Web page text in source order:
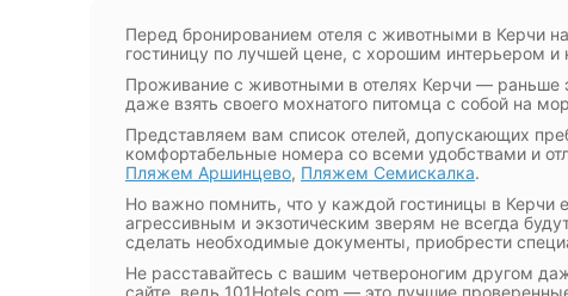
Перед бронированием отеля с животными в Керчи
гостиницу по лучшей цене, с хорошим интерьером
Проживание с животными в отелях Керчи — раньше
даже взять своего мохнатого питомца с собой на
Представляем вам список отелей, допускающих
комфортабельные номера со всеми удобствами и
Пляжем Аршинцево, Пляжем Семискалка.
Но важно помнить, что у каждой гостиницы в
агрессивным и экзотическим зверям не всегда
сделать необходимые документы, приобрести
Не расставайтесь с вашим четвероногим другом